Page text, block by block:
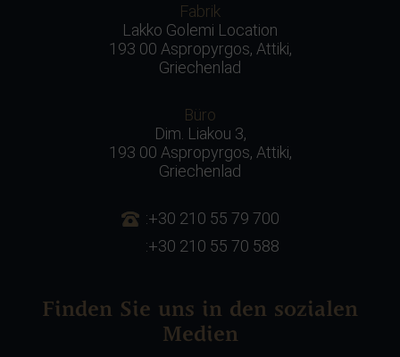
Fabrik
Lakko Golemi Location
193 00 Aspropyrgos, Attiki,
Griechenlad
Büro
Dim. Liakou 3,
193 00 Aspropyrgos, Attiki,
Griechenlad
:+30 210 55 79 700
:+30 210 55 70 588
Finden Sie uns in den sozialen
Medien